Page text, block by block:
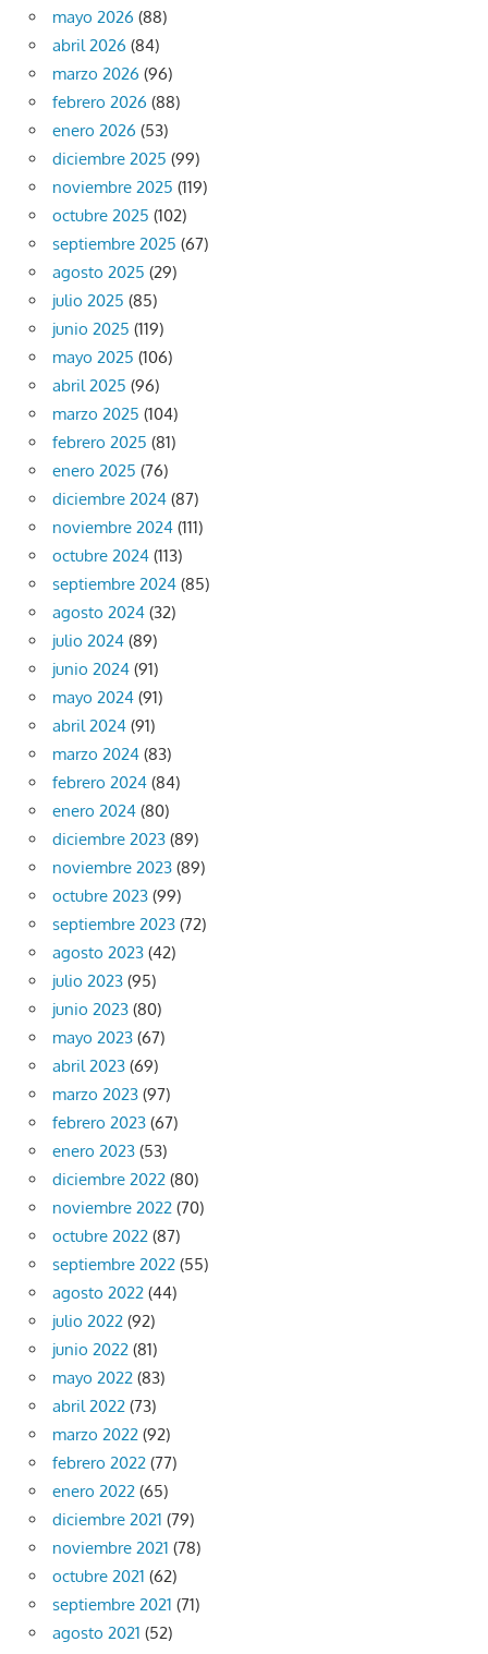
mayo 2026 (88)
abril 2026 (84)
marzo 2026 (96)
febrero 2026 (88)
enero 2026 (53)
diciembre 2025 (99)
noviembre 2025 (119)
octubre 2025 (102)
septiembre 2025 (67)
agosto 2025 (29)
julio 2025 (85)
junio 2025 (119)
mayo 2025 (106)
abril 2025 (96)
marzo 2025 (104)
febrero 2025 (81)
enero 2025 (76)
diciembre 2024 (87)
noviembre 2024 (111)
octubre 2024 (113)
septiembre 2024 (85)
agosto 2024 (32)
julio 2024 (89)
junio 2024 (91)
mayo 2024 (91)
abril 2024 (91)
marzo 2024 (83)
febrero 2024 (84)
enero 2024 (80)
diciembre 2023 (89)
noviembre 2023 (89)
octubre 2023 (99)
septiembre 2023 (72)
agosto 2023 (42)
julio 2023 (95)
junio 2023 (80)
mayo 2023 (67)
abril 2023 (69)
marzo 2023 (97)
febrero 2023 (67)
enero 2023 (53)
diciembre 2022 (80)
noviembre 2022 (70)
octubre 2022 (87)
septiembre 2022 (55)
agosto 2022 (44)
julio 2022 (92)
junio 2022 (81)
mayo 2022 (83)
abril 2022 (73)
marzo 2022 (92)
febrero 2022 (77)
enero 2022 (65)
diciembre 2021 (79)
noviembre 2021 (78)
octubre 2021 (62)
septiembre 2021 (71)
agosto 2021 (52)